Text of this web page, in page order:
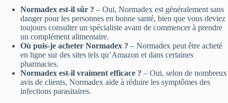
Normadex est-il sûr ? – Oui, Normadex est généralement sans
danger pour les personnes en bonne santé, bien que vous deviez
toujours consulter un spécialiste avant de commencer à prendre
un complément alimentaire.
Où puis-je acheter Normadex ? – Normadex peut être acheté
en ligne sur des sites tels qu’Amazon et dans certaines
pharmacies.
Normadex est-il vraiment efficace ? – Oui, selon de nombreux
avis de clients, Normadex aide à réduire les symptômes des
infections parasitaires.